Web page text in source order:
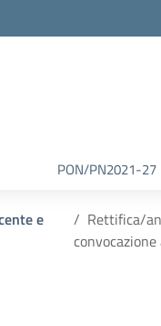
PON/PN2021-27
e
Rettifica/